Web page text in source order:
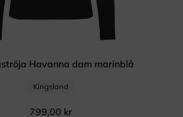
Havanna dam marinblå
Kingsland
799,00 kr